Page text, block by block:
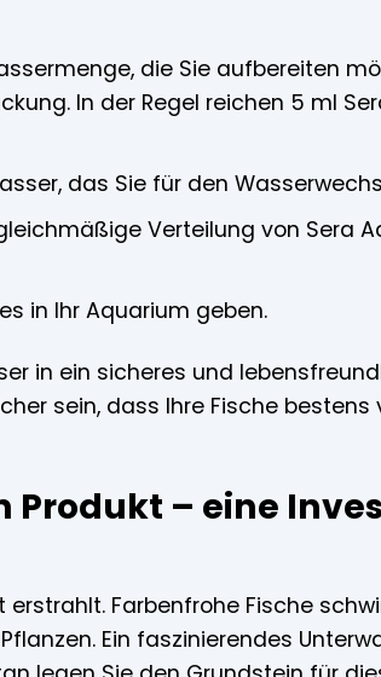
die Sie aufbereiten
In der Regel reichen 5 ml
das Sie für den
Verteilung von Sera
in Ihr Aquarium geben.
in ein sicheres und
sein, dass Ihre Fische
Produkt – eine
erstrahlt. Farbenfrohe Fische
Ein faszinierendes